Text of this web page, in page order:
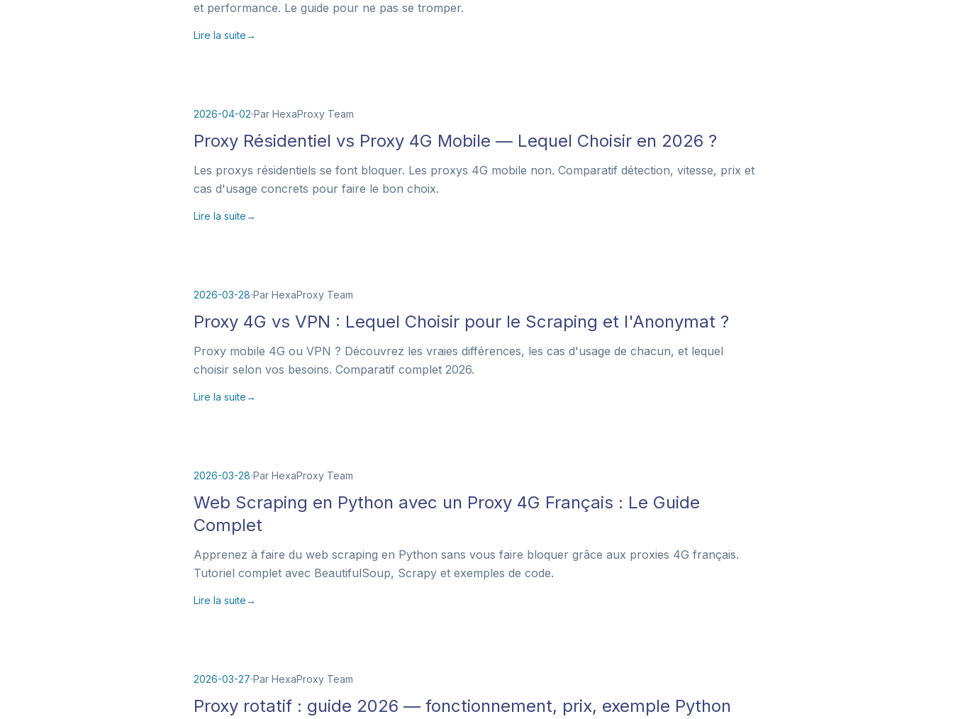
et performance. Le guide pour ne pas se tromper.
Lire la suite→
2026-04-02 Par HexaProxy Team
Proxy Résidentiel vs Proxy 4G Mobile — Lequel Choisir en 2026 ?
Les proxys résidentiels se font bloquer. Les proxys 4G mobile non. Comparatif détection, vitesse, prix et
cas d'usage concrets pour faire le bon choix.
Lire la suite→
2026-03-28 Par HexaProxy Team
Proxy 4G vs VPN : Lequel Choisir pour le Scraping et l'Anonymat ?
Proxy mobile 4G ou VPN ? Découvrez les vraies différences, les cas d'usage de chacun, et lequel
choisir selon vos besoins. Comparatif complet 2026.
Lire la suite→
2026-03-28 Par HexaProxy Team
Web Scraping en Python avec un Proxy 4G Français : Le Guide
Complet
Apprenez à faire du web scraping en Python sans vous faire bloquer grâce aux proxies 4G français.
Tutoriel complet avec BeautifulSoup, Scrapy et exemples de code.
Lire la suite→
2026-03-27 Par HexaProxy Team
Proxy rotatif : guide 2026 — fonctionnement, prix, exemple Python